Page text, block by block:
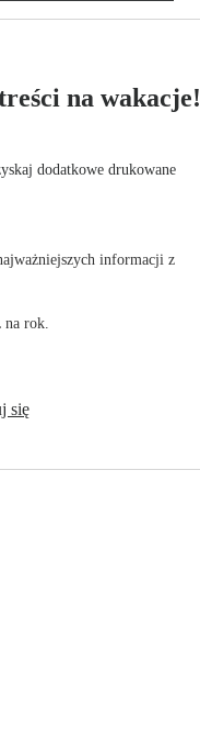
na wakacje!
dodatkowe drukowane
informacji z
na rok.
się